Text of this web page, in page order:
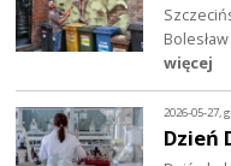
więcej
2026-05-27,
Dzień